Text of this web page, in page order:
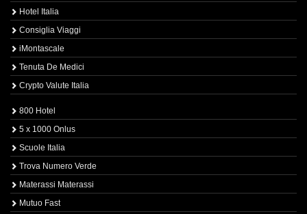
Hotel Italia
Consiglia Viaggi
iMontascale
Tenuta De Medici
Crypto Valute Italia
800 Hotel
5 x 1000 Onlus
Scuole Italia
Trova Numero Verde
Materassi Materassi
Mutuo Fast